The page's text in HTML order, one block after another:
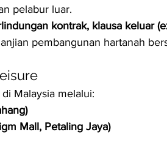
pelabur luar.
kontrak, klausa keluar
pembangunan hartanah
Malaysia melalui:
Mall, Petaling Jaya)